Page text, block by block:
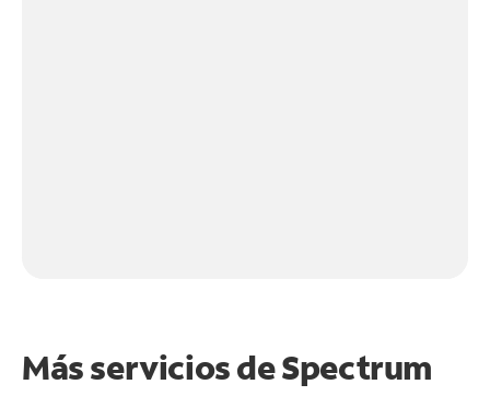
Más servicios de Spectrum